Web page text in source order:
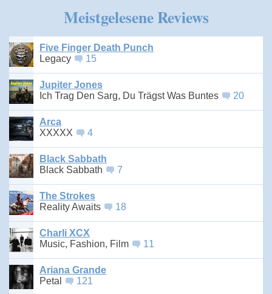
Meistgelesene Reviews
Five Finger Death Punch
Legacy
15
Jupiter Jones
Ich Trag Den Sarg, Du Trägst Was Buntes
20
Arca
XXXXX
4
Black Sabbath
Black Sabbath
7
The Strokes
Reality Awaits
18
Charli XCX
Music, Fashion, Film
11
Ariana Grande
Petal
121